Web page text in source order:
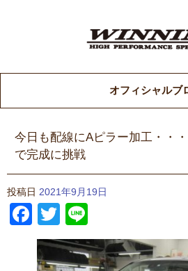
オフィシャルブ
今日も配線にAピラー加工・・
で完成に挑戦
投稿日 2021年9月19日
Facebook
Twitter